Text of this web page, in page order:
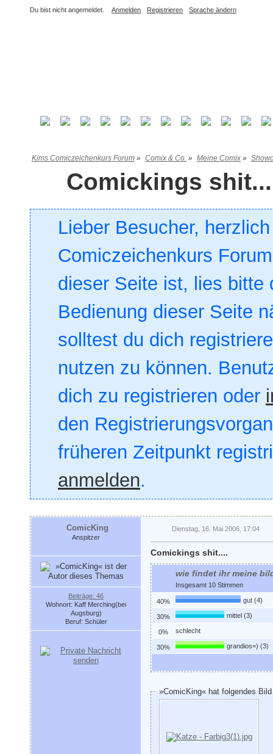
Du bist nicht angemeldet. Anmelden Registrieren Sprache ändern
Kims Comiczeichenkurs Forum » Comix & Co. » Meine Comix »
Comickings
Lieber Besucher,
Comiczeichenkurs
dieser Seite ist, lies bitte
Bedienung dieser Seite
solltest du dich
nutzen zu können.
dich zu registrieren oder
den
früheren Zeitpunkt
anmelden.
ComicKing
Anspitzer
Beiträge: 46
Wohnort: Kaff Merching(bei
Augsburg)
Beruf: Schüler
Dienstag, 16. Mai 2006, 17:04
Comickings shit....
wie findet ihr meine
Insgesamt 10 Stimmen
40% gut (4)
30% mittel (3)
0% schlecht
30% grandios=) (3)
»ComicKing« hat folgendes